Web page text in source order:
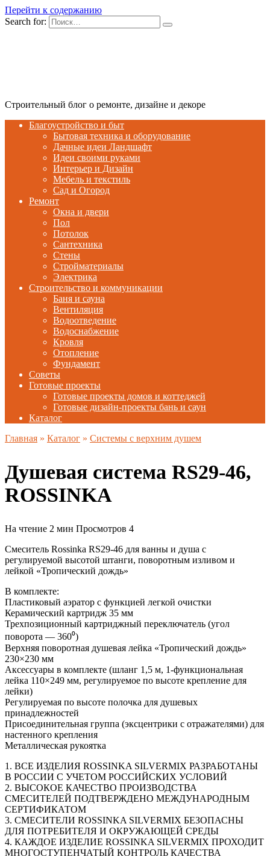
Перейти к содержанию
Search for:
Строительный блог о ремонте, дизайне и декоре
Благоустройство и быт
Бытовая техника и оборудование
Дачные идеи Ландшафт
Идеи своими руками
Интерьер и Дизайн
Мебель и текстиль
Сад и Огород
Ремонт
Окна и двери
Пол
Потолок
Сантехника
Стены
Стройматериалы
Электрика
Строительство и коммуникации
Баня и сауна
Вентиляция
Водоотведение
Водоснабжение
Кровля
Отопление
Фундамент
Советы
Готовые проекты
Готовые проекты домов и коттеджей
Готовые дизайн-проекты бань и саун
Каталог
Главная » Каталог » Системы с верхним душем
Душевая система RS29-46,
ROSSINKA
На чтение 2 мин Просмотров 4
Смеситель Rossinka RS29-46 для ванны и душа с
регулируемой высотой штанги, поворотным изливом и
лейкой «Тропический дождь»
В комплекте:
Пластиковый аэратор с функцией легкой очистки
Керамический картридж 35 мм
Трехпозиционный картриджный переключатель (угол
поворота — 360⁰)
Верхняя поворотная душевая лейка «Тропический дождь»
230×230 мм
Аксессуары в комплекте (шланг 1,5 м, 1-функциональная
лейка 110×249 мм, регулируемое по высоте крепление для
лейки)
Регулируемая по высоте полочка для душевых
принадлежностей
Присоединительная группа (эксцентрики с отражателями) для
настенного крепления
Металлическая рукоятка
1. ВСЕ ИЗДЕЛИЯ ROSSINKA SILVERMIX РАЗРАБОТАНЫ
В РОССИИ С УЧЕТОМ РОССИЙСКИХ УСЛОВИЙ
2. ВЫСОКОЕ КАЧЕСТВО ПРОИЗВОДСТВА
СМЕСИТЕЛЕЙ ПОДТВЕРЖДЕНО МЕЖДУНАРОДНЫМ
СЕРТИФИКАТОМ
3. СМЕСИТЕЛИ ROSSINKA SILVERMIX БЕЗОПАСНЫ
ДЛЯ ПОТРЕБИТЕЛЯ И ОКРУЖАЮЩЕЙ СРЕДЫ
4. КАЖДОЕ ИЗДЕЛИЕ ROSSINKA SILVERMIX ПРОХОДИТ
МНОГОСТУПЕНЧАТЫЙ КОНТРОЛЬ КАЧЕСТВА